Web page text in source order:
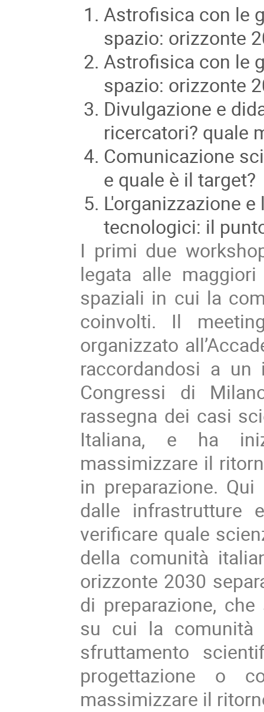
Astrofisica con le
spazio: orizzonte
Astrofisica con le
spazio: orizzonte
Divulgazione e
ricercatori? quale
Comunicazione
e quale è il target?
L'organizzazione
tecnologici: il
I primi due
legata alle
spaziali in cui la
coinvolti. Il
organizzato
raccordandosi a
Congressi di
rassegna dei casi
Italiana, e ha
massimizzare il
in preparazione.
dalle infrastrutture
verificare quale
della comunità
orizzonte 2030
di preparazione,
su cui la comunità
sfruttamento
progettazione o
massimizzare il